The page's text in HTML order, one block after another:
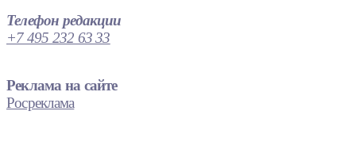
Телефон редакции
+7 495 232 63 33
Реклама на сайте
Росреклама